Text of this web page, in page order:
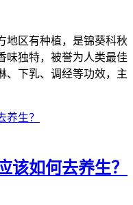
地区有种植，是锦葵科秋
味独特，被誉为人类最佳
、下乳、调经等功效，主
该如何去养生？